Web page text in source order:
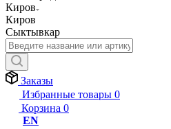
Киров
Киров
Сыктывкар
Заказы
Избранные товары 0
Корзина 0
EN